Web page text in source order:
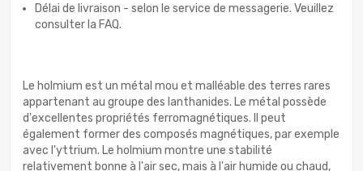
Délai de livraison - selon le service de messagerie. Veuillez
consulter la FAQ.
Le holmium est un métal mou et malléable des terres rares
appartenant au groupe des lanthanides. Le métal possède
d'excellentes propriétés ferromagnétiques. Il peut
également former des composés magnétiques, par exemple
avec l'yttrium. Le holmium montre une stabilité
relativement bonne à l'air sec, mais à l'air humide ou chaud,